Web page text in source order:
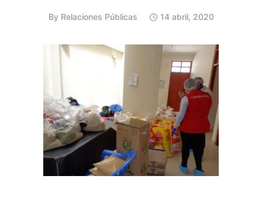
By Relaciones Públicas 14 abril, 2020